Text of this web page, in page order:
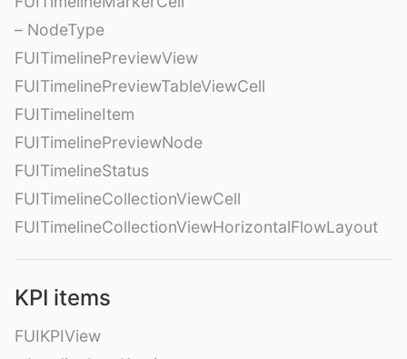
– NodeType
FUITimelinePreviewView
FUITimelinePreviewTableViewCell
FUITimelineItem
FUITimelinePreviewNode
FUITimelineStatus
FUITimelineCollectionViewCell
FUITimelineCollectionViewHorizontalFlowLayout
KPI items
FUIKPIView